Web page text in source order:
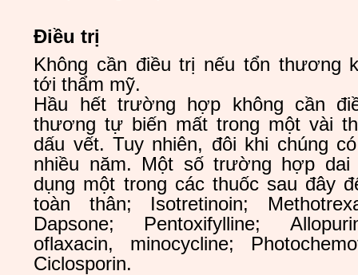
Điều trị
Không cần điều trị nếu tổn thương
tới thẩm mỹ.
Hầu hết trường hợp không cần
thương tự biến mất trong một vài
dấu vết. Tuy nhiên, đôi khi chúng
nhiều năm. Một số trường hợp
dụng một trong các thuốc sau đây
toàn thân; Isotretinoin;
Dapsone; Pentoxifylline;
oflaxacin, minocycline;
Ciclosporin.